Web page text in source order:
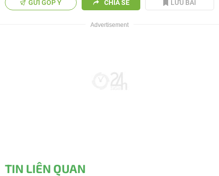
GỬI GÓP Ý CHIA SẺ LƯU BÀI
TIN LIÊN QUAN